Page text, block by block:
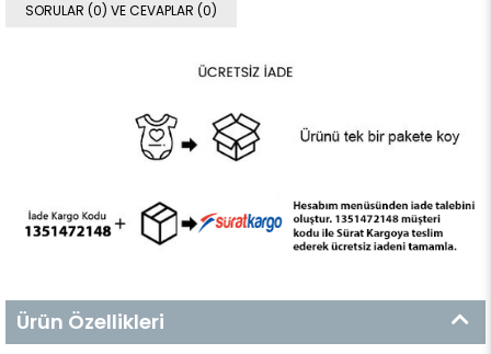
SORULAR (0) VE CEVAPLAR (0)
Ürün Özellikleri